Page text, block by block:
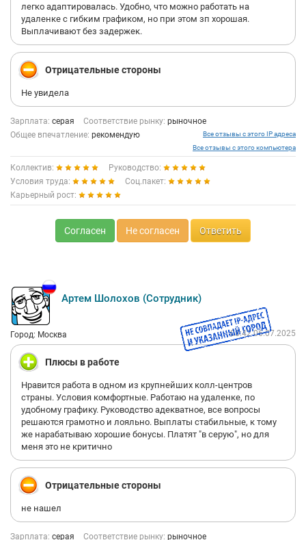
легко адаптировалась. Удобно, что можно работать на
удаленке с гибким графиком, но при этом зп хорошая.
Выплачивают без задержек.
Отрицательные стороны
Не увидела
Зарплата: серая Соответствие рынку: рыночное
Общее впечатление: рекомендую
Все отзывы с этого IP адреса
Все отзывы с этого компьютера
Коллектив:
Руководство:
Условия труда:
Соц.пакет:
Карьерный рост:
Согласен Не согласен Ответить
Артем Шолохов (Сотрудник)
Город: Москва 08:42 06.07.2025
Плюсы в работе
Нравится работа в одном из крупнейших колл-центров
страны. Условия комфортные. Работаю на удаленке, по
удобному графику. Руководство адекватное, все вопросы
решаются грамотно и лояльно. Выплаты стабильные, к тому
же нарабатываю хорошие бонусы. Платят "в серую", но для
меня это не критично
Отрицательные стороны
не нашел
Зарплата: серая Соответствие рынку: рыночное